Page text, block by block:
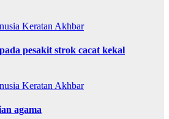
Keratan Akhbar
pesakit strok cacat kekal
Keratan Akhbar
agama